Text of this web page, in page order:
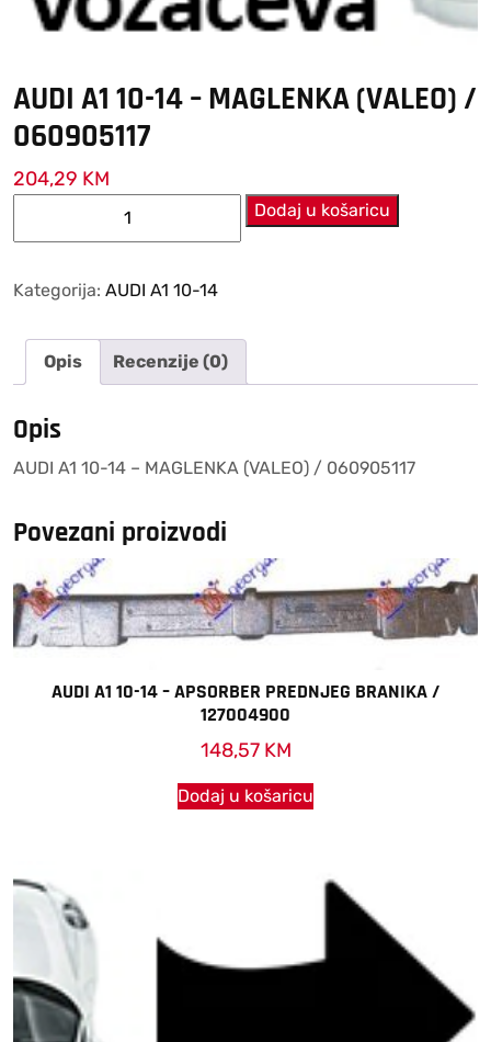
AUDI A1 10-14 – MAGLENKA (VALEO) /
060905117
204,29 KM
14
MAGLENKA
(VALEO)
/
060905117
količina
Dodaj u košaricu
Kategorija: AUDI A1 10-14
Opis Recenzije (0)
Opis
AUDI A1 10-14 – MAGLENKA (VALEO) / 060905117
Povezani proizvodi
AUDI A1 10-14 – APSORBER PREDNJEG BRANIKA /
127004900
148,57 KM
Dodaj u košaricu